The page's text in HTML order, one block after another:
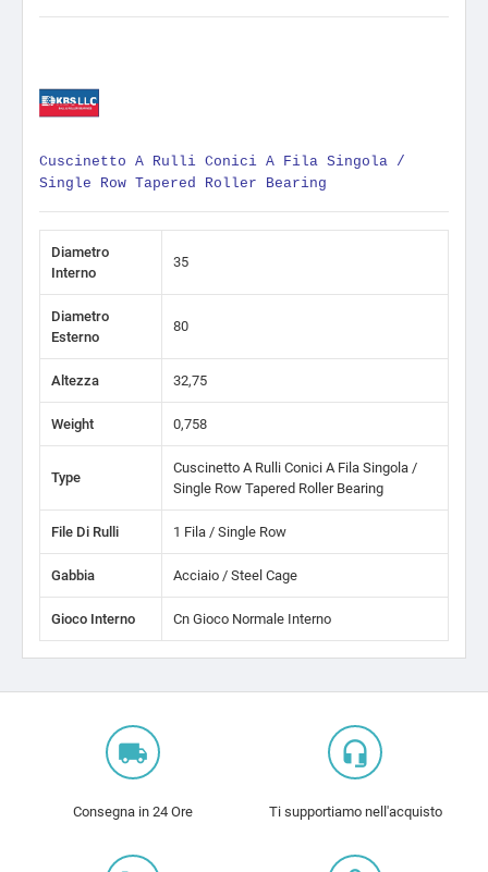
Cuscinetto A Rulli Conici A Fila Singola /
Single Row Tapered Roller Bearing
Diametro
Interno
35
Diametro
Esterno
80
Altezza 32,75
Weight 0,758
Type
Cuscinetto A Rulli Conici A Fila Singola /
Single Row Tapered Roller Bearing
File Di Rulli 1 Fila / Single Row
Gabbia Acciaio / Steel Cage
Gioco Interno Cn Gioco Normale Interno
local_shipping
Consegna in 24 Ore
headset_mic
Ti supportiamo nell'acquisto